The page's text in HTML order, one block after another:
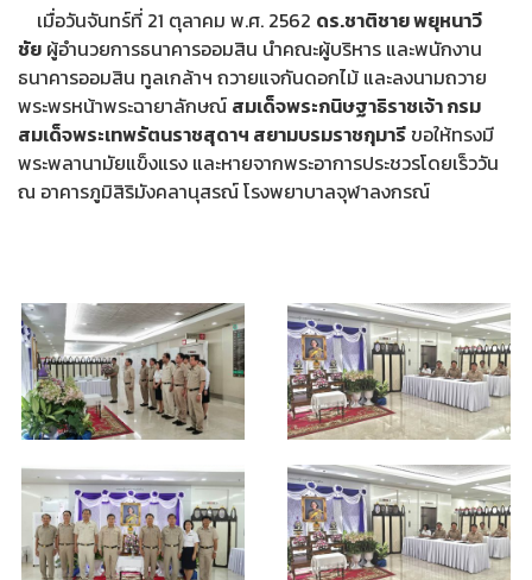
เมื่อวันจันทร์ที่ 21 ตุลาคม พ.ศ. 2562 ดร.ชาติชาย พยุหนาวี
ชัย ผู้อำนวยการธนาคารออมสิน นำคณะผู้บริหาร และพนักงาน
ธนาคารออมสิน ทูลเกล้าฯ ถวายแจกันดอกไม้ และลงนามถวาย
พระพรหน้าพระฉายาลักษณ์ สมเด็จพระกนิษฐาธิราชเจ้า กรม
สมเด็จพระเทพรัตนราชสุดาฯ สยามบรมราชกุมารี ขอให้ทรงมี
พระพลานามัยแข็งแรง และหายจากพระอาการประชวรโดยเร็ววัน
ณ อาคารภูมิสิริมังคลานุสรณ์ โรงพยาบาลจุฬาลงกรณ์